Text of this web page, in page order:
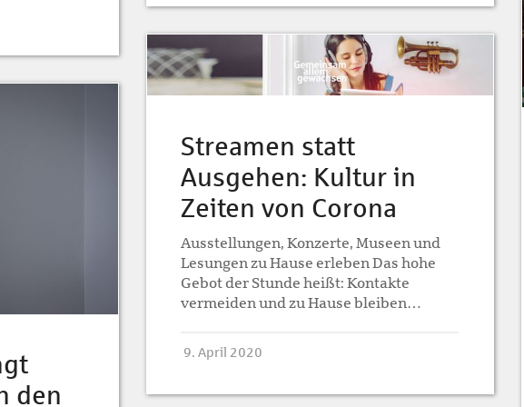
Streamen statt
Ausgehen: Kultur in
Zeiten von Corona
Ausstellungen, Konzerte, Museen und
Lesungen zu Hause erleben Das hohe
Gebot der Stunde heißt: Kontakte
vermeiden und zu Hause bleiben…
9. April 2020
den